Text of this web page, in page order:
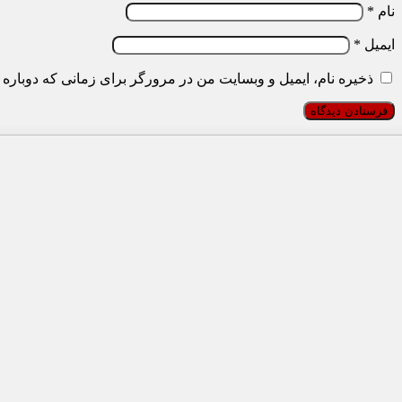
نام *
ایمیل *
ذخیره نام، ایمیل و وبسایت من در مرورگر برای زمانی که